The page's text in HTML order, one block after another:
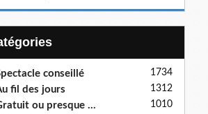
conseillé 1734
fil des jours 1312
ou presque ... 1010